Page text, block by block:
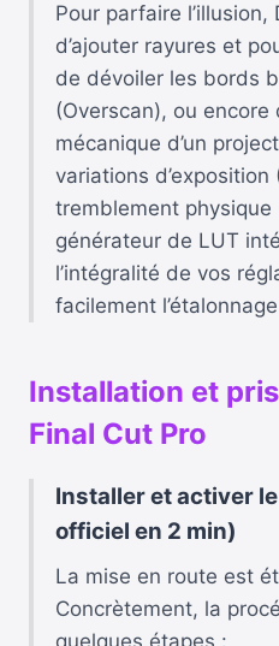
Pour parfaire
d’ajouter rayures et
de dévoiler les bords
(Overscan), ou encore
mécanique d’un
variations
tremblement physique
générateur de LUT
l’intégralité de vos
facilement
Installation et
Final Cut Pro
Installer et activer
officiel en 2 min)
La mise en route est
Concrètement, la